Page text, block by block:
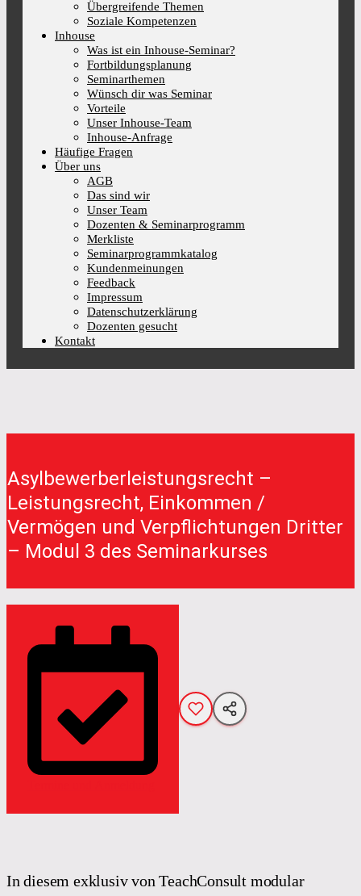
Übergreifende Themen
Soziale Kompetenzen
Inhouse
Was ist ein Inhouse-Seminar?
Fortbildungsplanung
Seminarthemen
Wünsch dir was Seminar
Vorteile
Unser Inhouse-Team
Inhouse-Anfrage
Häufige Fragen
Über uns
AGB
Das sind wir
Unser Team
Dozenten & Seminarprogramm
Merkliste
Seminarprogrammkatalog
Kundenmeinungen
Feedback
Impressum
Datenschutzerklärung
Dozenten gesucht
Kontakt
Asylbewerberleistungsrecht –
Leistungsrecht, Einkommen /
Vermögen und Verpflichtungen Dritter
– Modul 3 des Seminarkurses
In diesem exklusiv von TeachConsult modular